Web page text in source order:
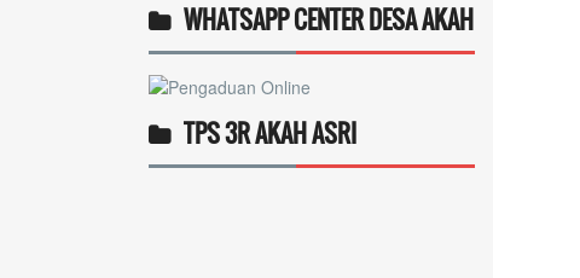
WHATSAPP CENTER DESA AKAH
TPS 3R AKAH ASRI